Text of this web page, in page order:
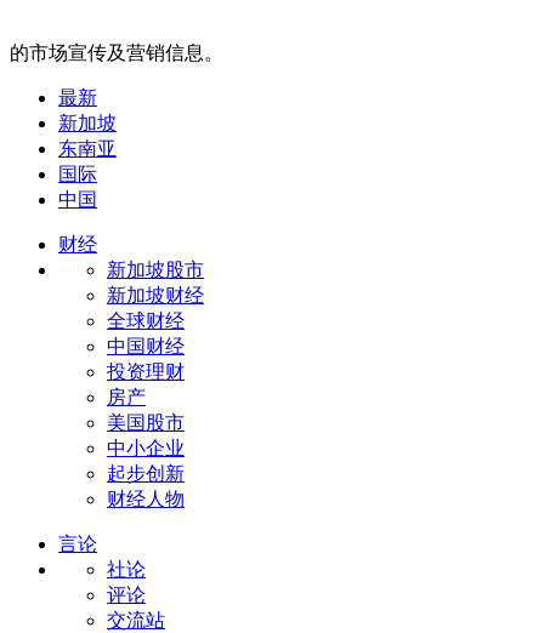
的市场宣传及营销信息。
最新
新加坡
东南亚
国际
中国
财经
新加坡股市
新加坡财经
全球财经
中国财经
投资理财
房产
美国股市
中小企业
起步创新
财经人物
言论
社论
评论
交流站